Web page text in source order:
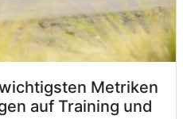
Metriken
auf Training und